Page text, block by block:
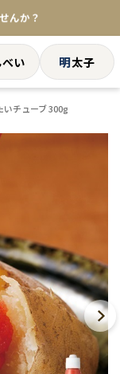
場★
！めんべい
送料無料
い 明太子
いチューブ 300g